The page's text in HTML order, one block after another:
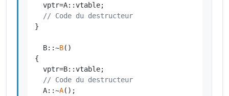
  vptr=A::vtable;
// Code du destructeur
}
  B::~
B()
{
  vptr=B::vtable;
// Code du destructeur
  A::~
A();